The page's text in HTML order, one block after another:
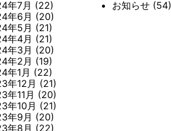
年7月 (22)
年6月 (20)
年5月 (21)
年4月 (21)
年3月 (20)
年2月 (19)
年1月 (22)
年12月 (21)
年11月 (20)
年10月 (21)
年9月 (20)
年8月 (22)
お知らせ(54)